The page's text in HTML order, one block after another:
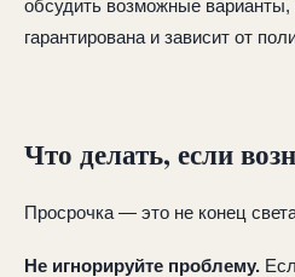
обсудить возможные
гарантирована и зависит от
Что делать, если
Просрочка — это не конец
Не игнорируйте проблему.